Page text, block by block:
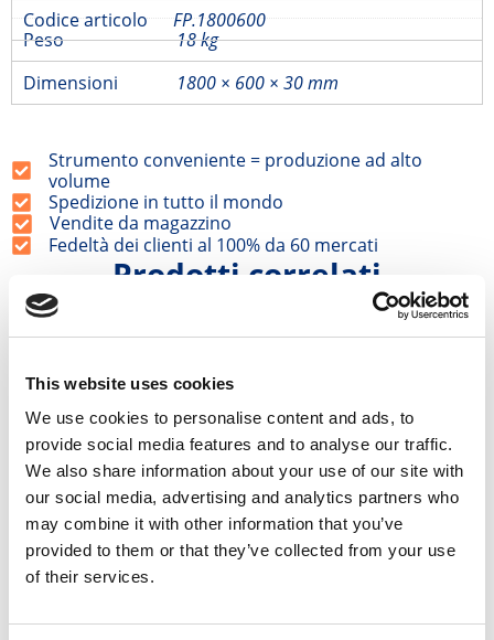
This website uses cookies
We use cookies to personalise content and ads, to
provide social media features and to analyse our traffic.
We also share information about your use of our site with
our social media, advertising and analytics partners who
may combine it with other information that you’ve
provided to them or that they’ve collected from your use
of their services.
Codice articolo
FP.1800600
Peso
18 kg
Dimensioni
1800 × 600 × 30 mm
Strumento conveniente = produzione ad alto
volume
Spedizione in tutto il mondo
Vendite da magazzino
Fedeltà dei clienti al 100% da 60 mercati
Prodotti correlati
180x60x60
€1.550,00 1.317,50
Come usare lo stampo